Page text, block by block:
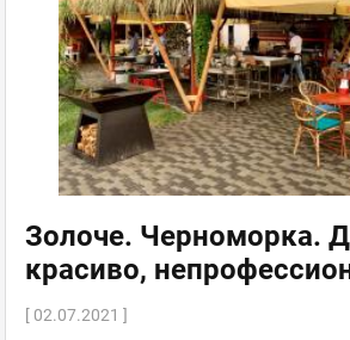
Золоче. Черноморка.
красиво,
[ 02.07.2021 ]